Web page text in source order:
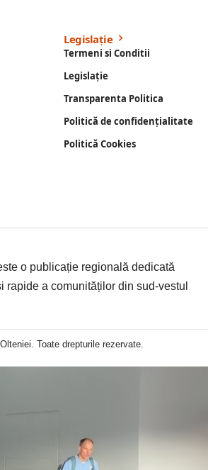
Legislație
Termeni si Conditii
Legislație
Transparenta Politica
Politică de confidențialitate
Politică Cookies
o publicație regională dedicată
rapide a comunităților din sud-vestul
Toate drepturile rezervate.